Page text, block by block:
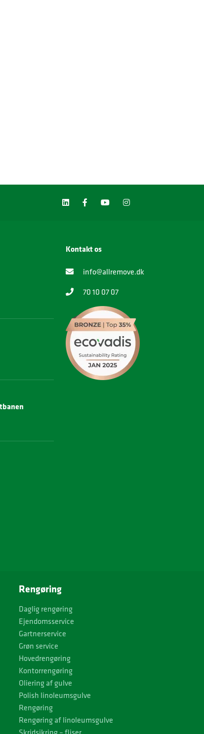
Kontakt os
info@allremove.dk
70 10 07 07
Rengøring
Daglig rengøring
Ejendomsservice
Gartnerservice
Grøn service
Hovedrengøring
Kontorrengøring
Oliering af gulve
Polish linoleumsgulve
Rengøring
Rengøring af linoleumsgulve
Skridsikring – fliser